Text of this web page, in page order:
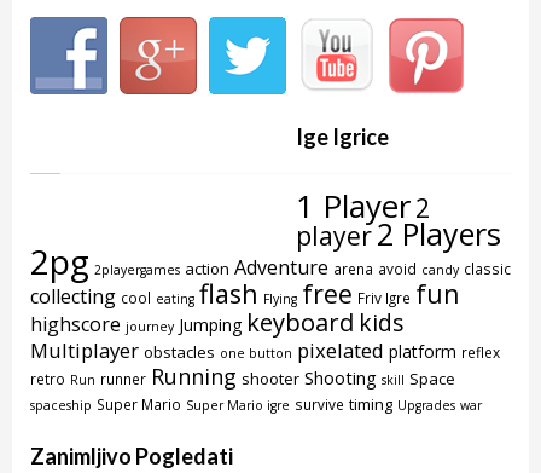
Ige Igrice
1 Player2
player2 Players
2pg 2playergames action Adventure arena avoid candy classic
collecting cool eating flash Flying free Friv Igre fun
highscore journey Jumping keyboard kids
Multiplayer obstacles one button pixelated platform reflex
retro Run runner Running shooter Shooting skill Space
spaceship Super Mario Super Mario igre survive timing Upgrades war
Zanimljivo Pogledati